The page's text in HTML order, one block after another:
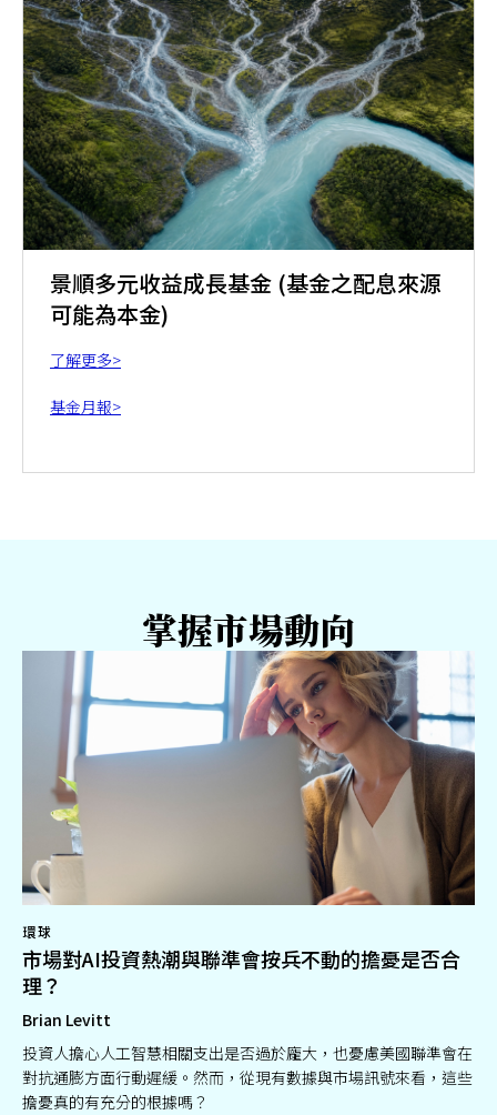
景順多元收益成長基金 (基金之配息來源
可能為本金)
了解更多>
基金月報>
掌握市場動向
環球
市場對AI投資熱潮與聯準會按兵不動的擔憂是否合
理？
Brian Levitt
投資人擔心人工智慧相關支出是否過於龐大，也憂慮美國聯準會在
對抗通膨方面行動遲緩。然而，從現有數據與市場訊號來看，這些
擔憂真的有充分的根據嗎？